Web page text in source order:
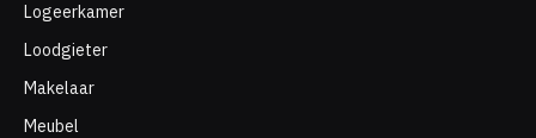
Logeerkamer
Loodgieter
Makelaar
Meubel